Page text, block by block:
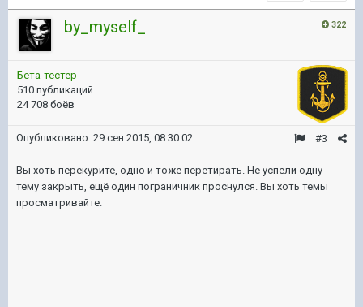
322
by_myself_
Бета-тестер
510 публикаций
24 708 боёв
#3
Опубликовано: 29 сен 2015, 08:30:02
Вы хоть перекурите, одно и тоже перетирать. Не успели одну
тему закрыть, ещё один пограничник проснулся. Вы хоть темы
просматривайте.